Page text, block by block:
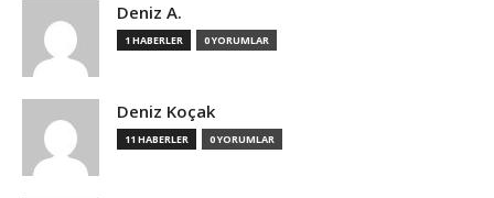
Deniz A.
1 HABERLER 0 YORUMLAR
Deniz Koçak
11 HABERLER 0 YORUMLAR